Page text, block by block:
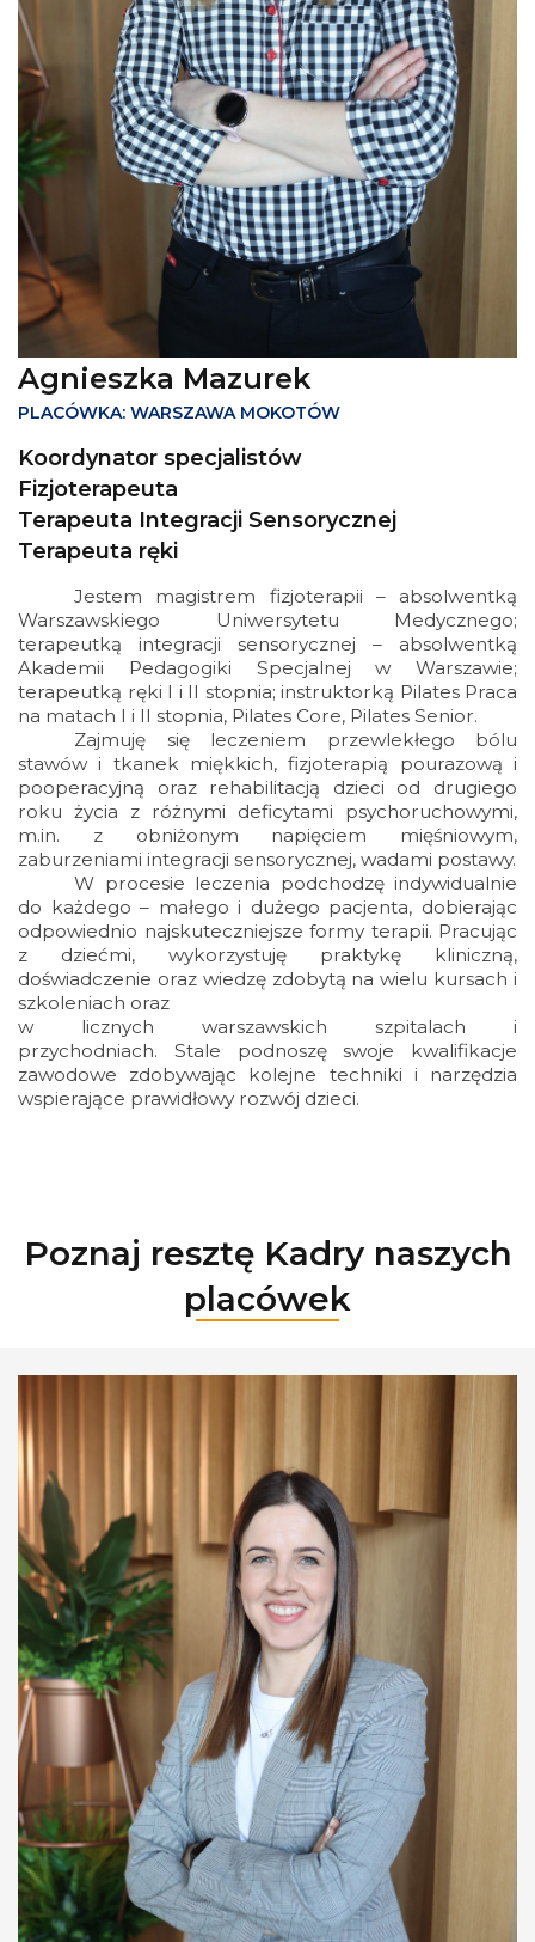
Agnieszka Mazurek
PLACÓWKA: WARSZAWA MOKOTÓW
Koordynator specjalistów
Fizjoterapeuta
Terapeuta Integracji Sensorycznej
Terapeuta ręki
Jestem magistrem fizjoterapii – absolwentką
Warszawskiego Uniwersytetu Medycznego;
terapeutką integracji sensorycznej – absolwentką
Akademii Pedagogiki Specjalnej w Warszawie;
terapeutką ręki I i II stopnia; instruktorką Pilates Praca
na matach I i II stopnia, Pilates Core, Pilates Senior.
Zajmuję się leczeniem przewlekłego bólu
stawów i tkanek miękkich, fizjoterapią pourazową i
pooperacyjną oraz rehabilitacją dzieci od drugiego
roku życia z różnymi deficytami psychoruchowymi,
m.in. z obniżonym napięciem mięśniowym,
zaburzeniami integracji sensorycznej, wadami postawy.
W procesie leczenia podchodzę indywidualnie
do każdego – małego i dużego pacjenta, dobierając
odpowiednio najskuteczniejsze formy terapii. Pracując
z dziećmi, wykorzystuję praktykę kliniczną,
doświadczenie oraz wiedzę zdobytą na wielu kursach i
szkoleniach oraz
w licznych warszawskich szpitalach i
przychodniach. Stale podnoszę swoje kwalifikacje
zawodowe zdobywając kolejne techniki i narzędzia
wspierające prawidłowy rozwój dzieci.
Poznaj resztę Kadry naszych
placówek